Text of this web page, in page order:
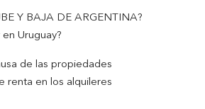
Y BAJA DE ARGENTINA?
Uruguay?
de las propiedades
renta en los alquileres